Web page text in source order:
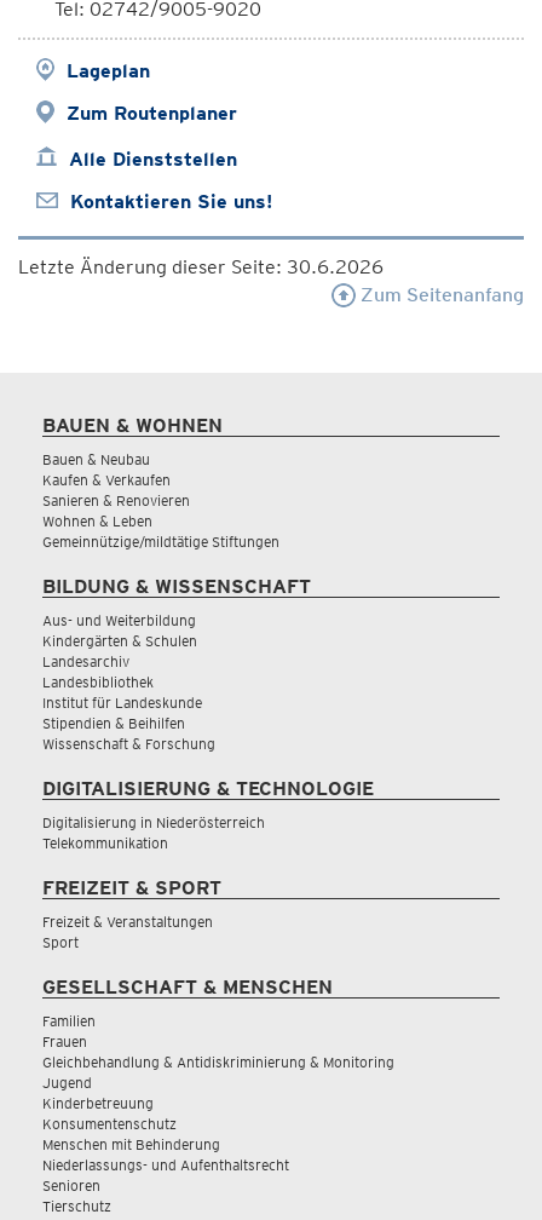
Tel: 02742/9005-9020
Lageplan
Zum Routenplaner
Alle Dienststellen
Kontaktieren Sie uns!
Letzte Änderung dieser Seite: 30.6.2026
Zum Seitenanfang
BAUEN & WOHNEN
Bauen & Neubau
Kaufen & Verkaufen
Sanieren & Renovieren
Wohnen & Leben
Gemeinnützige/mildtätige Stiftungen
BILDUNG & WISSENSCHAFT
Aus- und Weiterbildung
Kindergärten & Schulen
Landesarchiv
Landesbibliothek
Institut für Landeskunde
Stipendien & Beihilfen
Wissenschaft & Forschung
DIGITALISIERUNG & TECHNOLOGIE
Digitalisierung in Niederösterreich
Telekommunikation
FREIZEIT & SPORT
Freizeit & Veranstaltungen
Sport
GESELLSCHAFT & MENSCHEN
Familien
Frauen
Gleichbehandlung & Antidiskriminierung & Monitoring
Jugend
Kinderbetreuung
Konsumentenschutz
Menschen mit Behinderung
Niederlassungs- und Aufenthaltsrecht
Senioren
Tierschutz